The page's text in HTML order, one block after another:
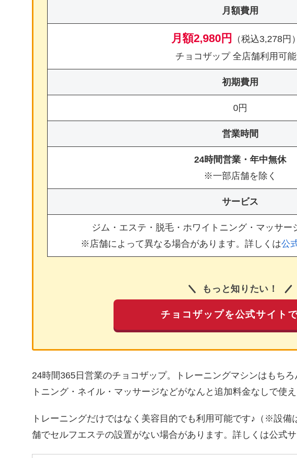
月額費用
月額2,980円
（税込3,278円
チョコザップ 全店舗利用可能
初期費用
0円
営業時間
24時間営業・年中無休
※一部店舗を除く
サービス
ジム・エステ・脱毛・ホワイトニング・マッサー
※店舗によって異なる場合があります。詳しくは公
もっと知りたい！
チョコザップを公式サイト
24時間365日営業のチョコザップ。トレーニングマシンはもち
トニング・ネイル・マッサージなどがなんと追加料金なしで使え
トレーニングだけではなく美容目的でも利用可能です♪（※設
舗でセルフエステの設置がない場合があります。詳しくは公式